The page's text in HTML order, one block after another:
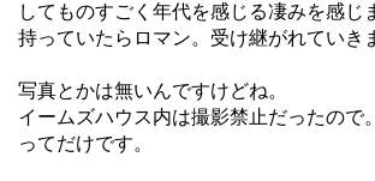
してものすごく年代を感じる凄みを感じ
持っていたらロマン。受け継がれていき
写真とかは無いんですけどね。
イームズハウス内は撮影禁止だったので
ってだけです。